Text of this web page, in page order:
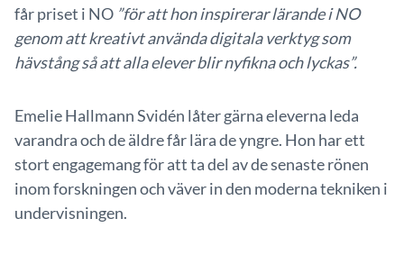
får priset i NO ”för att hon inspirerar lärande i NO
genom att kreativt använda digitala verktyg som
hävstång så att alla elever blir nyfikna och lyckas”.
Emelie Hallmann Svidén låter gärna eleverna leda
varandra och de äldre får lära de yngre. Hon har ett
stort engagemang för att ta del av de senaste rönen
inom forskningen och väver in den moderna tekniken i
undervisningen.